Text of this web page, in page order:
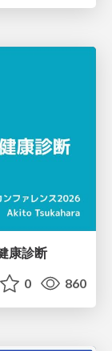
康診断
0 860